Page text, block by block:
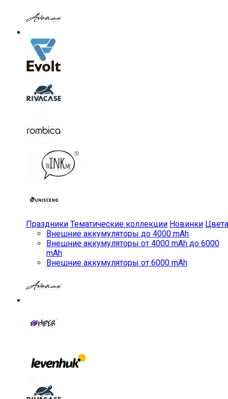
Праздники Тематические коллекции Новинки Цвета
Внешние аккумуляторы до 4000 mAh
Внешние аккумуляторы от 4000 mAh до 6000
mAh
Внешние аккумуляторы от 6000 mAh